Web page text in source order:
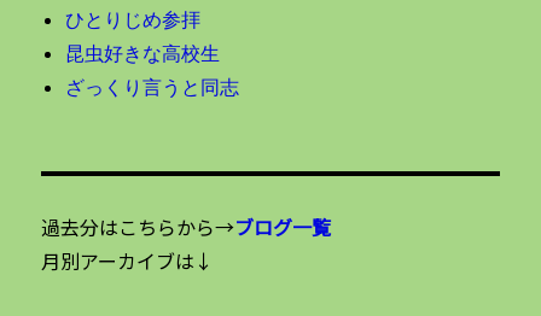
ひとりじめ参拝
昆虫好きな高校生
ざっくり言うと同志
過去分はこちらから→ブログ一覧
月別アーカイブは↓